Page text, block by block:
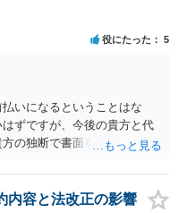
役にたった 5
いになるということはな
ずですが、今後の貴方と代
の独断で書面を提出したり
が、弁護士として提出の実
ますので、そのあたりも含
内容と法改正の影響